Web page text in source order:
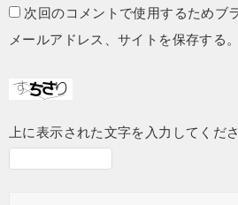
次回のコメントで使用するためブ
メールアドレス、サイトを保存する。
上に表示された文字を入力してくださ